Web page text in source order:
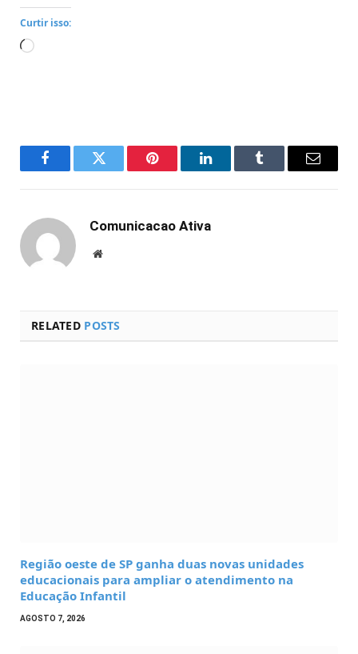
Curtir isso:
Carregando...
FacebookTwitter Pinterest LinkedInTumblr Email
Comunicacao Ativa
Website
RELATED POSTS
Região oeste de SP ganha duas novas unidades
educacionais para ampliar o atendimento na
Educação Infantil
AGOSTO 7, 2026